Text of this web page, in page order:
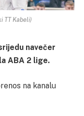
TT Kabeli)
navečer
ABA 2 lige.
na kanalu